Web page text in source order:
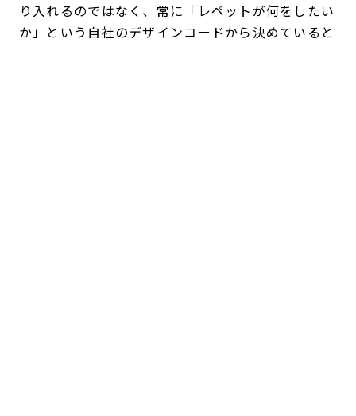
り入れるのではなく、常に「レペットが何をしたい
か」という自社のデザインコードから決めていると